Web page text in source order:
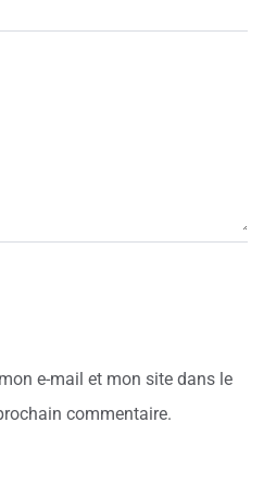
e-mail et mon site dans le
commentaire.